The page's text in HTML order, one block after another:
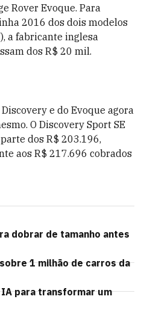
Rover Evoque. Para
2016 dos dois modelos
a fabricante inglesa
dos R$ 20 mil.
e do Evoque agora
O Discovery Sport SE
dos R$ 203.196,
aos R$ 217.696 cobrados
dobrar de tamanho antes
1 milhão de carros da
para transformar um